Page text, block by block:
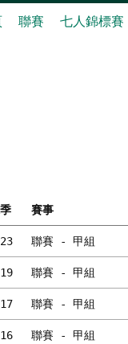
聯賽 七人錦標賽
賽事
聯賽 - 甲組
聯賽 - 甲組
聯賽 - 甲組
聯賽 - 甲組